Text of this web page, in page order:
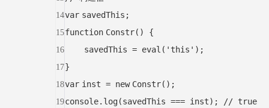
14
15
16
17
18
19
var savedThis;
function Constr() {
savedThis = eval( 'this' );
}
var inst = new Constr();
console.log(savedThis === inst);
// true